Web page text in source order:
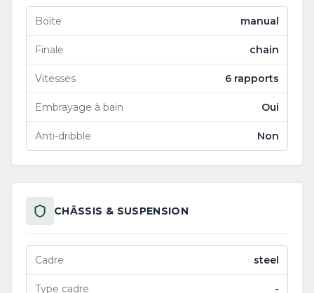
Boîte manual
Finale chain
Vitesses 6 rapports
Embrayage à bain Oui
Anti-dribble Non
CHÂSSIS & SUSPENSION
Cadre steel
Type cadre -